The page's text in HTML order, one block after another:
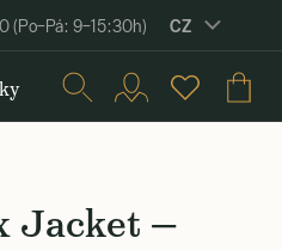
(Po–Pá: 9–15:30h) CZ
Jacket —